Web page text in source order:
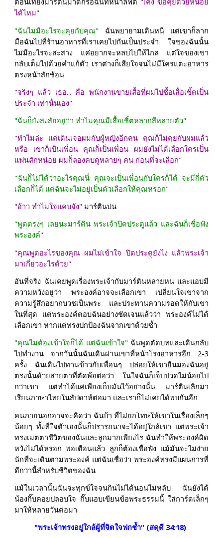
ได้ไหม"
"ฉันไม่มีอะไรจะคุยกับคุณ" ฉันพยายามเดินหนี แต่เขาก็ลาก
มือฉันไปที่ร้านอาหารที่เราเคยไปกันเป็นประจำ ใจของฉันนั้น
ไม่มีอะไรจะสะสาง แค่อยากจะหลบไปให้ไกล แต่ใจของเขา
กลับเต็มไปด้วยคำแก้ตัว เราต่างก็เสียใจจนไม่มีใครแตะอาหาร
ตรงหน้าสักช้อน
"จริงๆ แล้ว เธอ... คือ พนักงานขายเสื้อที่ผมไปซื้อเสื้อเชิ้ตเป็น
ประจำ เท่านั้นเอง"
"ฉันก็ยังสงสัยอยู่ว่า ทำไมคุณมีเสื้อเชิ้ตหลากสีหลายตัว"
"ทำไมล่ะ แค่เดินเจอผมกับผู้หญิงอีกคน คุณก็ไม่คุยกับผมแล้ว
หรือ เขาก็เป็นเพื่อน คุณก็เป็นเพื่อน ผมยังไม่ได้เลือกใครเป็น
แฟนสักหน่อย ผมก็ลองคบดูหลายๆ คน ก่อนที่จะเลือก"
"ฉันก็ไม่ได้ว่าอะไรคุณนี่ คุณจะเป็นเพื่อนกับใครก็ได้ จะมีกี่ตัว
เลือกก็ได้ แต่ฉันจะไม่อยู่เป็นตัวเลือกให้คุณหรอก"
"อ้าว ทำไมใจแคบจัง" มาร์ตินบ่น
"พูดตรงๆ เลยนะมาร์ติน พระเจ้าปิดประตูแล้ว และฉันก็เชื่อฟัง
พระองค์"
"คุณพูดอะไรของคุณ ผมไม่เข้าใจ ปิดประตูยังไง แล้วพระเจ้า
มาเกี่ยวอะไรด้วย"
อันที่จริง ฉันเคยพูดเรื่องพระเจ้ากับมาร์ตินหลายหน และแอบมี
ความหวังอยู่ว่า พระองค์อาจจะเลือกเขา เปลี่ยนใจเขาจาก
ความรู้สึกอยากบวชเป็นพระ และประทานความรอดให้กับเขา
ในที่สุด แต่พระองค์ตอบฉันอย่างชัดเจนแล้วว่า พระองค์ไม่ได้
เลือกเขา หากแต่ทรงปกป้องฉันจากเขาด้วยซ้ำ
"คุณไม่ต้องเข้าใจก็ได้ แต่ฉันเข้าใจ" ฉันพูดตัดบทและเดินกลับ
ไปทำงาน จากวันนั้นฉันเดินผ่านเขาที่หน้าโรงอาหารอีก 2-3
ครั้ง ฉันเดินไปทานข้าวกับเพื่อนๆ ปล่อยให้เขายืนมองฉันอยู่
ตรงนั้นด้วยสายตาที่ตัดพ้อต่อว่า ในใจฉันก็เจ็บปวดไม่น้อยไป
กว่าเขา แต่ทำได้แค่เพียงเก็บมันไว้อย่างนั้น มาร์ตินเลิกมา
เรียนภาษาไทยในสัปดาห์ต่อมา และเราก็ไม่เคยได้พบกันอีก
คนภายนอกอาจจะคิดว่า ฉันบ้า ที่ไม่ยกโทษให้เขาในเรื่องเล็กๆ
น้อยๆ ทั้งที่ใจตัวเองนั้นก็ปรารถนาจะได้อยู่ใกล้เขา แต่พระเจ้า
ทรงเมตตาชีวิตของฉันและลูกมากเพียงไร ฉันทำให้พระองค์ผิด
หวังไม่ได้หรอก พ่อเตือนแล้ว ลูกก็ต้องเชื่อฟัง แม้มันจะไม่ง่าย
นักที่จะเดินตามพระองค์ แต่ฉันเชื่อว่า พระองค์ทรงมีแผนการที่
ดีกว่านี้สำหรับชีวิตของฉัน
แม้ในเวลานั้นฉันจะทุกข์ใจจนกินไม่ได้นอนไม่หลับ ฉันยังได้
น้องกิ๊บคอยปลอบใจ กิ๊บแอบเขียนข้อพระธรรมนี้ ใส่การ์ดเล็กๆ
มาให้หลายวันต่อมา
"พระเจ้าทรงอยู่ใกล้ผู้ที่จิตใจฟกช้ำ" (สดุดี 34:18)